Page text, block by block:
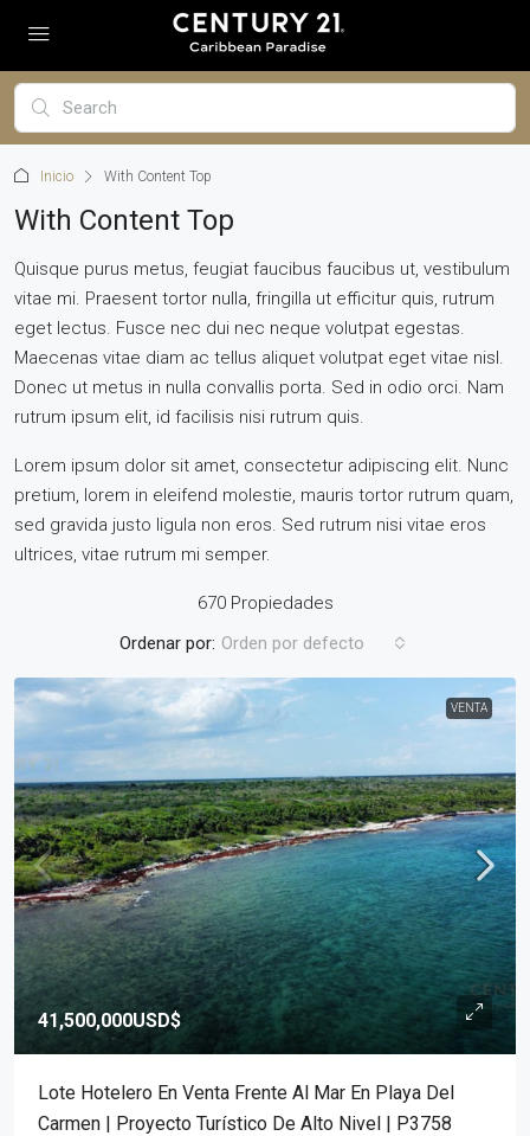
Inicio With Content Top
With Content Top
Quisque purus metus, feugiat faucibus faucibus ut, vestibulum
vitae mi. Praesent tortor nulla, fringilla ut efficitur quis, rutrum
eget lectus. Fusce nec dui nec neque volutpat egestas.
Maecenas vitae diam ac tellus aliquet volutpat eget vitae nisl.
Donec ut metus in nulla convallis porta. Sed in odio orci. Nam
rutrum ipsum elit, id facilisis nisi rutrum quis.
Lorem ipsum dolor sit amet, consectetur adipiscing elit. Nunc
pretium, lorem in eleifend molestie, mauris tortor rutrum quam,
sed gravida justo ligula non eros. Sed rutrum nisi vitae eros
ultrices, vitae rutrum mi semper.
670 Propiedades
Ordenar por: Orden por defecto
VENTA
41,500,000USD$
Lote Hotelero En Venta Frente Al Mar En Playa Del
Carmen | Proyecto Turístico De Alto Nivel | P3758